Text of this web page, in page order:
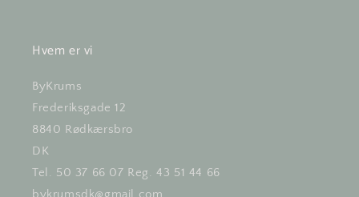
Hvem er vi
ByKrums
Frederiksgade 12
8840 Rødkærsbro
DK
Tel. 50 37 66 07 Reg. 43 51 44 66
bykrumsdk@gmail.com